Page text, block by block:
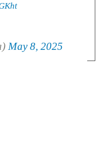
May 8, 2025